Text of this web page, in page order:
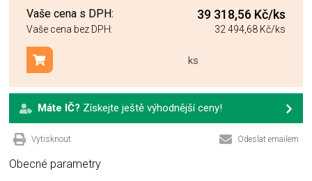
Vaše cena s DPH: 39 318,56 Kč/ks
Vaše cena bez DPH: 32 494,68 Kč/ks
ks
Přidat do košíku
Máte IČ? Získejte ještě výhodnější ceny!
Vytisknout Odeslat emailem
Obecné parametry